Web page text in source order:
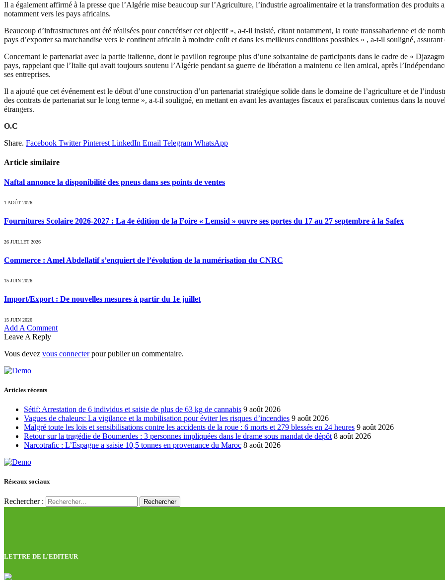
Il a également affirmé à la presse que l’Algérie mise beaucoup sur l’Agriculture, l’industrie agroalimentaire et la transformation des
notamment vers les pays africains.
Beaucoup d’infrastructures ont été réalisées pour concrétiser cet objectif », a-t-il insisté, citant notamment, la route transsaharienne et de
pays d’exporter sa marchandise vers le continent africain à moindre coût et dans les meilleurs conditions possibles « , a-t-il souligné,
Concernant le partenariat avec la partie italienne, dont le pavillon regroupe plus d’une soixantaine de participants dans le cadre de «
pays, rappelant que l’Italie qui avait toujours soutenu l’Algérie pendant sa guerre de libération a maintenu ce lien amical, après
ses entreprises.
Il a ajouté que cet événement est le début d’une construction d’un partenariat stratégique solide dans le domaine de l’agriculture et de
des contrats de partenariat sur le long terme », a-t-il souligné, en mettant en avant les avantages fiscaux et parafiscaux contenus dans la
étrangers.
O.C
Share. Facebook Twitter Pinterest LinkedIn Email Telegram WhatsApp
Article similaire
Naftal annonce la disponibilité des pneus dans ses points de ventes
1 AOÛT 2026
Fournitures Scolaire 2026-2027 : La 4e édition de la Foire « Lemsid » ouvre ses portes du 17 au 27 septembre à la Safex
26 JUILLET 2026
Commerce : Amel Abdellatif s’enquiert de l’évolution de la numérisation du CNRC
15 JUIN 2026
Import/Export : De nouvelles mesures à partir du 1e juillet
15 JUIN 2026
Add A Comment
Leave A Reply
Vous devez vous connecterpour publier un commentaire.
Articles récents
Sétif: Arrestation de 6 individus et saisie de plus de 63 kg de cannabis 9 août 2026
Vagues de chaleurs: La vigilance et la mobilisation pour éviter les risques d’incendies 9 août 2026
Malgré toute les lois et sensibilisations contre les accidents de la roue : 6 morts et 279 blessés en 24 heures 9 août 2026
Retour sur la tragédie de Boumerdes : 3 personnes impliquées dans le drame sous mandat de dépôt 8 août 2026
Narcotrafic : L’Espagne a saisie 10,5 tonnes en provenance du Maroc 8 août 2026
Réseaux sociaux
Rechercher :
LETTRE DE L’EDITEUR